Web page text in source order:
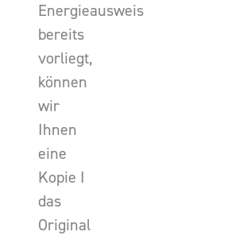
Energieausweis
bereits
vorliegt,
können
wir
Ihnen
eine
Kopie I
das
Original